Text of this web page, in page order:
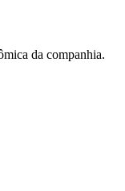
da companhia.